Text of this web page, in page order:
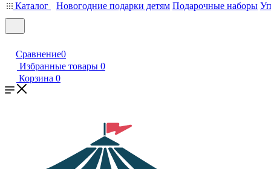
Каталог Новогодние подарки детям Подарочные наборы
Сравнение0
Избранные товары 0
Корзина 0